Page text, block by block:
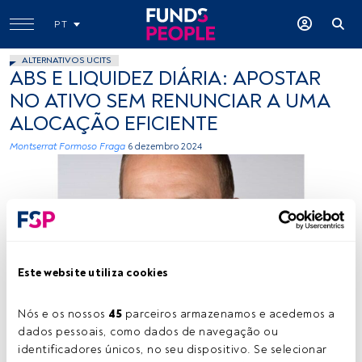
Este website utiliza cookies
Nós e os nossos 45 parceiros armazenamos e acedemos a
dados pessoais, como dados de navegação ou
identificadores únicos, no seu dispositivo. Se selecionar
PT
ALTERNATIVOS UCITS
ABS E LIQUIDEZ DIÁRIA: APOSTAR
NO ATIVO SEM RENUNCIAR A UMA
ALOCAÇÃO EFICIENTE
Montserrat Formoso Fraga 6 dezembro 2024
Tempo de leitura: 4 min.